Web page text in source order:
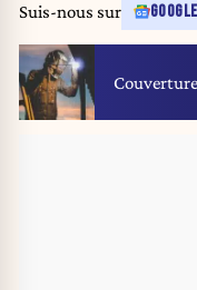
Suis-nous sur